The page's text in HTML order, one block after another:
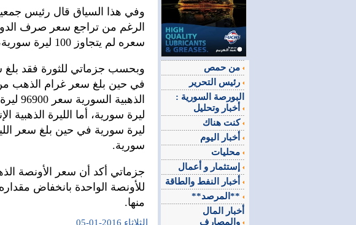
وفي هذا السياق قال رئيس
الرغم من تراجع سعر صرف
سعره لم يتجاوز 100 ليرة سورية، عن الأسبوع الماضي قبل عطلة رأس السنة.‏‏
سورية.‏‏
منها.‏‏
الثلاثاء 2016-01-05
البورصة السورية :
كنت هناك
**المرصد**
أخبار المال